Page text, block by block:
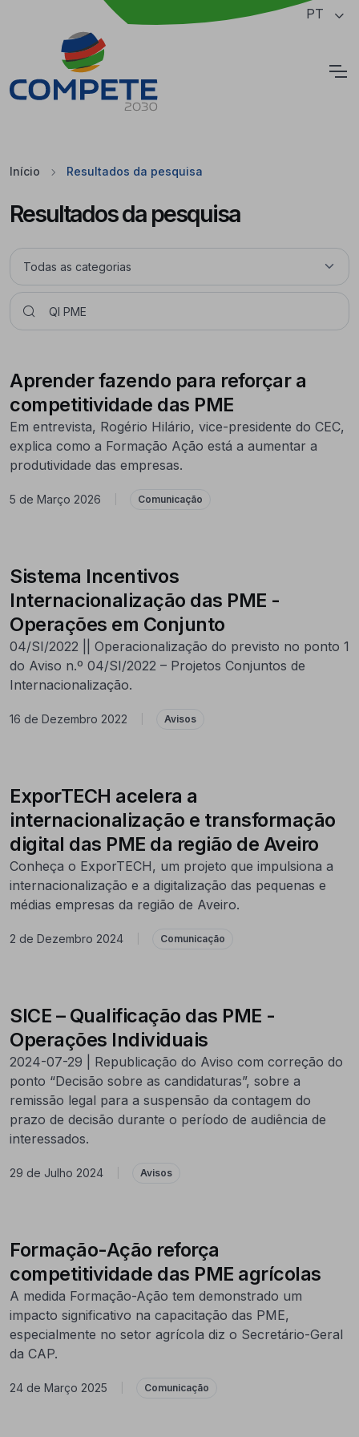
Saltar para o conteúdo principal da página PT
Início Resultados da pesquisa
Resultados da pesquisa
Aprender fazendo para reforçar a
competitividade das PME
Em entrevista, Rogério Hilário, vice-presidente do CEC,
explica como a Formação Ação está a aumentar a
produtividade das empresas.
5 de Março 2026 Comunicação
Sistema Incentivos
Internacionalização das PME -
Operações em Conjunto
04/SI/2022 || Operacionalização do previsto no ponto 1
do Aviso n.º 04/SI/2022 – Projetos Conjuntos de
Internacionalização.
16 de Dezembro 2022 Avisos
ExporTECH acelera a
internacionalização e transformação
digital das PME da região de Aveiro
Conheça o ExporTECH, um projeto que impulsiona a
internacionalização e a digitalização das pequenas e
médias empresas da região de Aveiro.
2 de Dezembro 2024 Comunicação
SICE – Qualificação das PME -
Operações Individuais
2024-07-29 | Republicação do Aviso com correção do
ponto “Decisão sobre as candidaturas”, sobre a
remissão legal para a suspensão da contagem do
prazo de decisão durante o período de audiência de
interessados.
29 de Julho 2024 Avisos
Formação-Ação reforça
competitividade das PME agrícolas
A medida Formação-Ação tem demonstrado um
impacto significativo na capacitação das PME,
especialmente no setor agrícola diz o Secretário-Geral
da CAP.
24 de Março 2025 Comunicação